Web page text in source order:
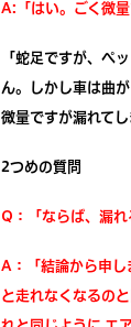
A:「はい。ごく微量
「蛇足ですが、ペ
ん。しかし車は曲
微量ですが漏れてし
2つめの質問
Q：「ならば、漏れ
A：「結論から申し
と走れなくなるの